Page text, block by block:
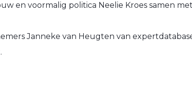
en voormalig politica Neelie Kroes samen
Janneke van Heugten van